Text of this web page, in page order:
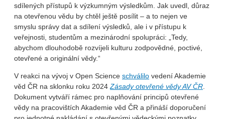
sdílených přístupů k výzkumným výsledkům. Jak uvedl, důraz
na otevřenou vědu by chtěl ještě posílit – a to nejen ve
smyslu správy dat a sdílení výsledků, ale i v přístupu k
veřejnosti, studentům a mezinárodní spolupráci: „Tedy,
abychom dlouhodobě rozvíjeli kulturu zodpovědné, poctivé,
otevřené a originální vědy.“
V reakci na vývoj v Open Science schválilo vedení Akademie
věd ČR na sklonku roku 2024 Zásady otevřené vědy AV ČR
Dokument vytváří rámec pro naplňování principů otevřené
vědy na pracovištích Akademie věd ČR a přináší doporučení